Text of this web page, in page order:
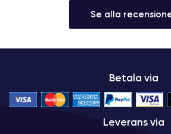
Batteritid för iPhone 7 Plus :
jämfört med föregående modell. Vid
nästa morgon. Med Netflix-
iPhone nästan 12 timmar, så du har gott
dag utan att behöva oroa dig för laddaren.
Se alla
Betala via
Leverans via